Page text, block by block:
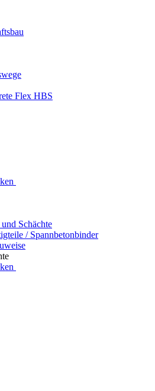
Flex HBS
Schächte
/ Spannbetonbinder